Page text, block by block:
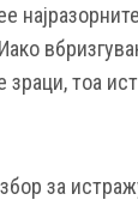
тоа
за